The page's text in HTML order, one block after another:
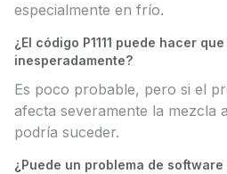
especialmente en frío.
¿El código P1111 puede hacer
inesperadamente?
Es poco probable, pero si el
afecta severamente la mezcla
podría suceder.
¿Puede un problema de